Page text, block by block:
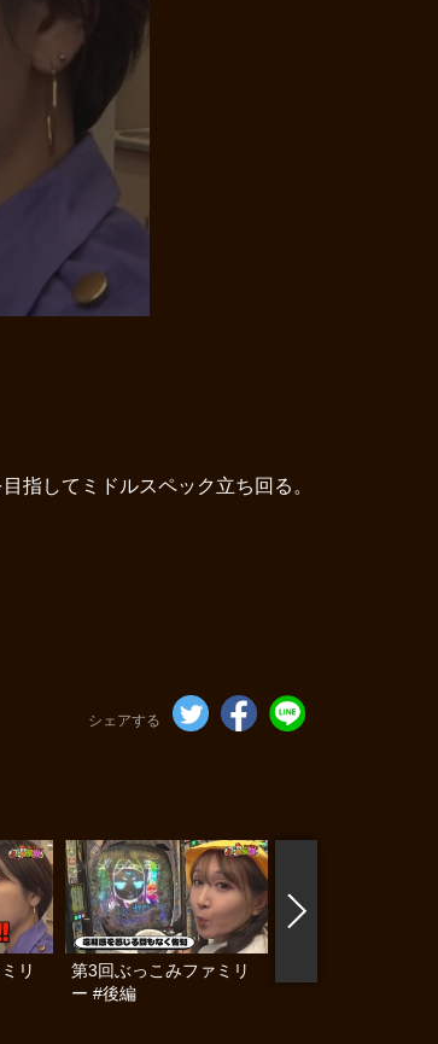
指してミドルスペック立ち回る。
シェアする
リ
第3回ぶっこみファミリ
ー #後編